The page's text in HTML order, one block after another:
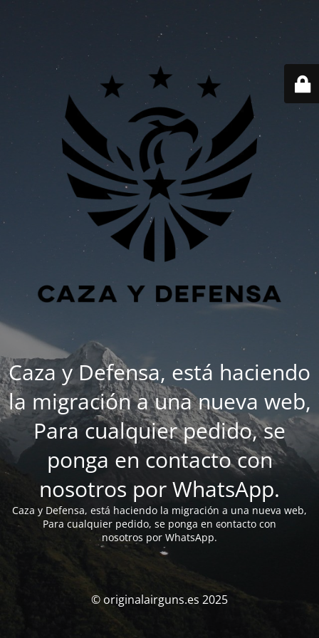
Caza y Defensa, está haciendo
la migración a una nueva web,
Para cualquier pedido, se
ponga en contacto con
nosotros por WhatsApp.
Caza y Defensa, está haciendo la migración a una nueva web,
Para cualquier pedido, se ponga en contacto con
nosotros por WhatsApp.
© originalairguns.es 2025